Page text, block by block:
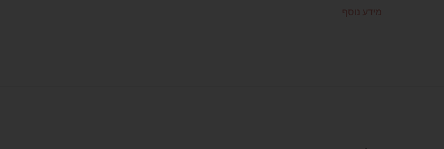
מידע נוסף